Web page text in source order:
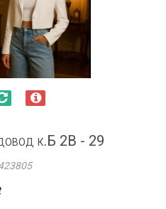
к.Б 2В - 29